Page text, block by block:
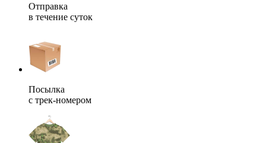
Отправка
в течение суток
Посылка
с трек-номером